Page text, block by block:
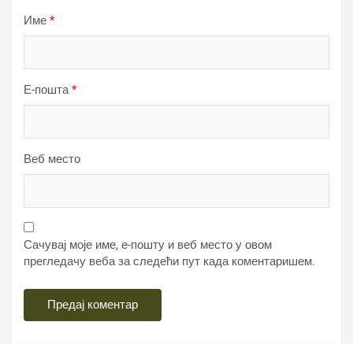
Име *
Е-пошта*
Веб место
Сачувај моје име, е-пошту и веб место у овом
прегледачу веба за следећи пут када коментаришем.